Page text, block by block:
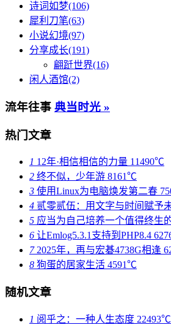
诗词如梦(106)
犀利刀笔(63)
小说幻境(97)
分享成长(191)
翩跹世界(16)
闲人酒馆(2)
流年往事 典当时光 »
热门文章
1 12年·相信相信的力量 11490℃
2 终不似，少年游 8161℃
3 使用Linux为电脑焕发第二春
4 贰零贰伍：用文字与时间赋予
5 应当为自己培养一个值得终生
6 让Emlog5.3.1支持到PHP8.4
72025年，再与宏碁4738G相逢
8 狗蛋的居家生活 4591℃
随机文章
1 阅乎之：一种人生态度 22493℃